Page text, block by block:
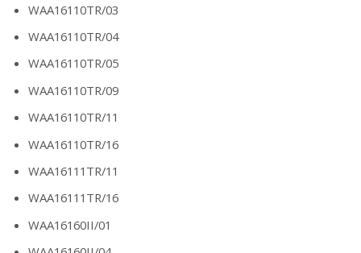
WAA16110TR/03
WAA16110TR/04
WAA16110TR/05
WAA16110TR/09
WAA16110TR/11
WAA16110TR/16
WAA16111TR/11
WAA16111TR/16
WAA16160II/01